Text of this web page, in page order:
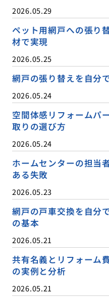
2026.05.29
ペット用網戸への張り
材で実現
2026.05.25
網戸の張り替えを自分
2026.05.24
空間体感リフォームパ
取りの選び方
2026.05.24
ホームセンターの担当
ある失敗
2026.05.23
網戸の戸車交換を自分
の基本
2026.05.21
共有名義とリフォーム
の実例と分析
2026.05.21